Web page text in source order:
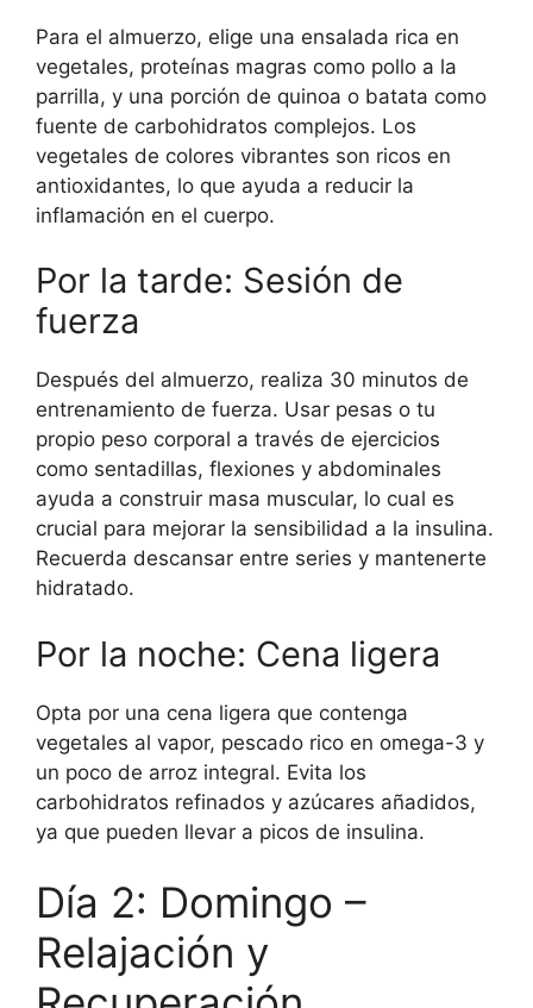
Para el almuerzo, elige una ensalada rica en
vegetales, proteínas magras como pollo a la
parrilla, y una porción de quinoa o batata como
fuente de carbohidratos complejos. Los
vegetales de colores vibrantes son ricos en
antioxidantes, lo que ayuda a reducir la
inflamación en el cuerpo.
Por la tarde: Sesión de
fuerza
Después del almuerzo, realiza 30 minutos de
entrenamiento de fuerza. Usar pesas o tu
propio peso corporal a través de ejercicios
como sentadillas, flexiones y abdominales
ayuda a construir masa muscular, lo cual es
crucial para mejorar la sensibilidad a la insulina.
Recuerda descansar entre series y mantenerte
hidratado.
Por la noche: Cena ligera
Opta por una cena ligera que contenga
vegetales al vapor, pescado rico en omega-3 y
un poco de arroz integral. Evita los
carbohidratos refinados y azúcares añadidos,
ya que pueden llevar a picos de insulina.
Día 2: Domingo –
Relajación y